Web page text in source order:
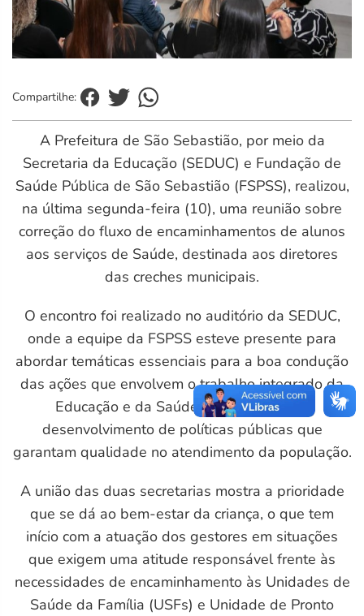
Compartilhe:
A Prefeitura de São Sebastião, por meio da
Secretaria da Educação (SEDUC) e Fundação de
Saúde Pública de São Sebastião (FSPSS), realizou,
na última segunda-feira (10), uma reunião sobre
correção do fluxo de encaminhamentos de alunos
aos serviços de Saúde, destinada aos diretores
das creches municipais.
O encontro foi realizado no auditório da SEDUC,
onde a equipe da FSPSS esteve presente para
abordar temáticas essenciais para a boa condução
das ações que envolvem o trabalho integrado da
Educação e da Saúde do município, no
desenvolvimento de políticas públicas que
garantam qualidade no atendimento da população.
A união das duas secretarias mostra a prioridade
que se dá ao bem-estar da criança, o que tem
início com a atuação dos gestores em situações
que exigem uma atitude responsável frente às
necessidades de encaminhamento às Unidades de
Saúde da Família (USFs) e Unidade de Pronto